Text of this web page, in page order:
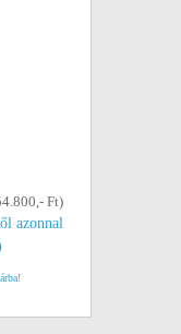
Ft)
azonnal